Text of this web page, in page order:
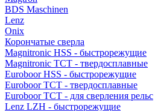
BDS Maschinen
Lenz
Onix
Корончатые сверла
Magnitronic HSS - быстрорежущие
Magnitronic TCT - твердосплавные
Euroboor HSS - быстрорежущие
Euroboor TCT - твердосплавные
Euroboor TCT - для сверления рельс
Lenz LZH - быстрорежущие